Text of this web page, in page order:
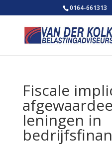
0164-661313
Fiscale
leningen in